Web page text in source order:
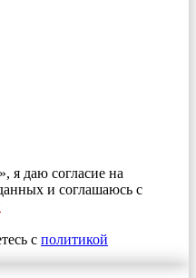
я даю согласие на
и соглашаюсь с
с политикой